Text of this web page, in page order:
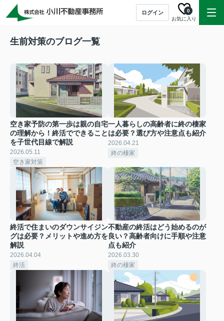
ログイン
お気に入り
0
生前対策のブログ一覧
空き家予防の第一歩は親の自宅
の理解から！終活でできること
を子世代目線で解説
2026.05.11
空き家対策
一人暮らしの高齢者に終の棲家
は必要？選び方や注意点も紹介
2026.04.21
終の棲家
終活で住まいのダウンサイジン
グは必要？メリットや進め方を
解説
2026.04.04
終活
不動産の終活はどう始めるのが
良い？高齢者向けに手順や注意
点も紹介
2026.03.30
終の棲家